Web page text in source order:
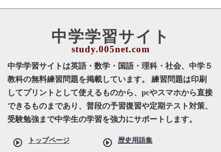
中学学習サイト
中学学習サイトは英語・数学・国語・理科・社会、中学５
教科の無料練習問題を掲載しています。 練習問題は印刷
してプリントとして使えるものから、pcやスマホから直接
できるものまであり、普段の予習復習や定期テスト対策、
受験勉強まで中学生の学習を強力にサポートします。
トップページ 歴史用語集